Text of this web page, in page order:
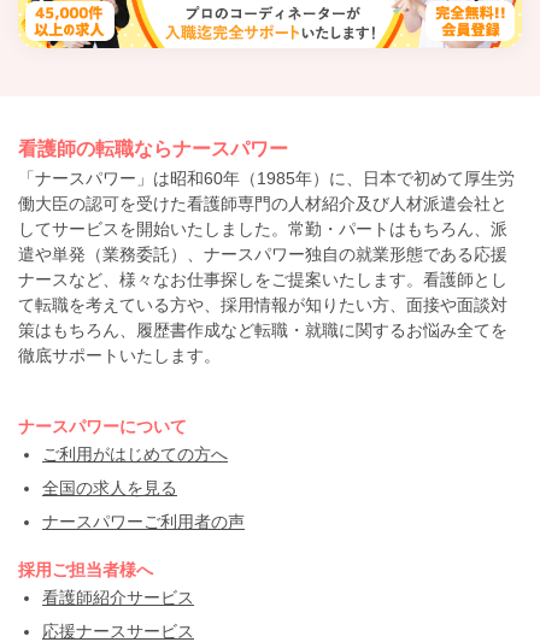
看護師の転職ならナースパワー
「ナースパワー」は昭和60年（1985年）に、日本で初めて厚生労
働大臣の認可を受けた看護師専門の人材紹介及び人材派遣会社と
してサービスを開始いたしました。常勤・パートはもちろん、派
遣や単発（業務委託）、ナースパワー独自の就業形態である応援
ナースなど、様々なお仕事探しをご提案いたします。看護師とし
て転職を考えている方や、採用情報が知りたい方、面接や面談対
策はもちろん、履歴書作成など転職・就職に関するお悩み全てを
徹底サポートいたします。
ナースパワーについて
ご利用がはじめての方へ
全国の求人を見る
ナースパワーご利用者の声
採用ご担当者様へ
看護師紹介サービス
応援ナースサービス